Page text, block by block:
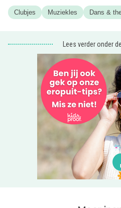
Clubjes Muziekles Dans &
Lees verder onder